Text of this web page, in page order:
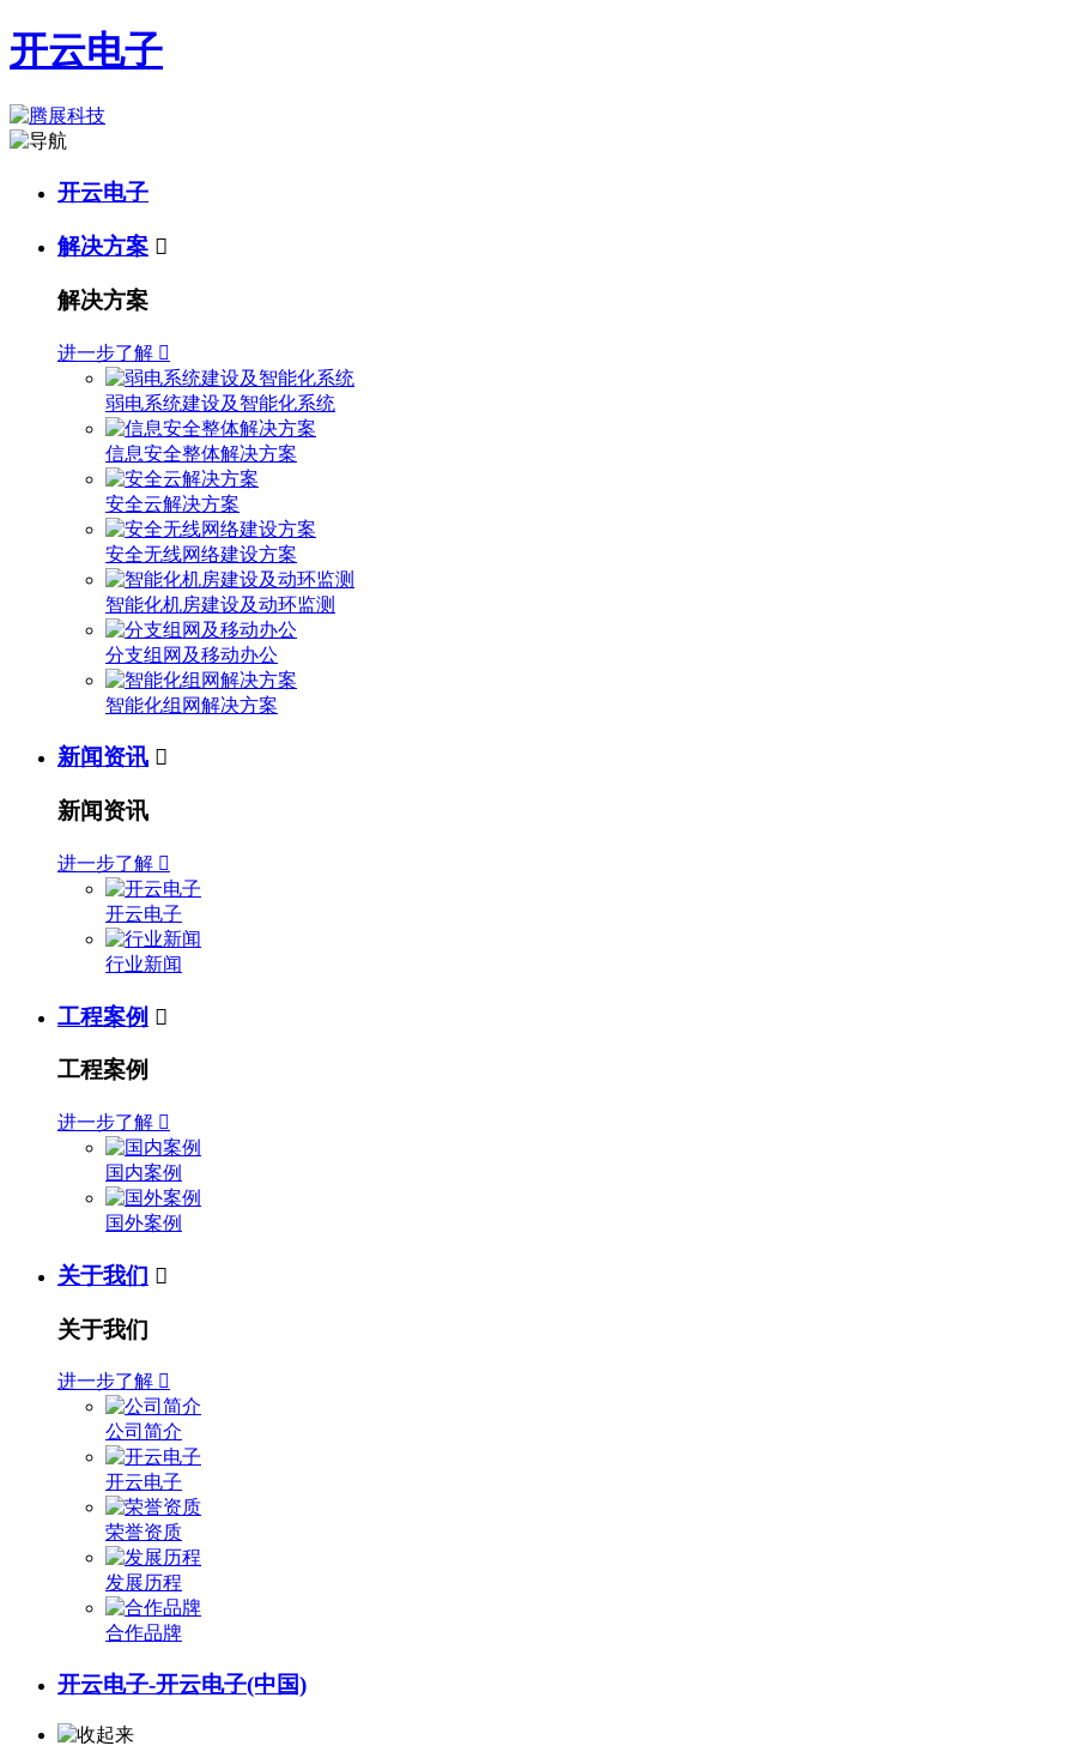
开云电子
开云电子
解决方案 
解决方案
进一步了解 
弱电系统建设及智能化系统
信息安全整体解决方案
安全云解决方案
安全无线网络建设方案
智能化机房建设及动环监测
分支组网及移动办公
智能化组网解决方案
新闻资讯 
新闻资讯
进一步了解 
开云电子
行业新闻
工程案例 
工程案例
进一步了解 
国内案例
国外案例
关于我们 
关于我们
进一步了解 
公司简介
开云电子
荣誉资质
发展历程
合作品牌
开云电子-开云电子(中国)